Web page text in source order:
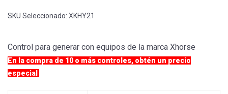
SKU Seleccionado: XKHY21
Control para generar con equipos de la marca Xhorse
En la compra de 10 o más controles, obtén un precio
especial